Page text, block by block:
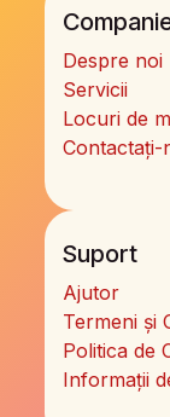
Despre noi
Servicii
Locuri de
Contactați-
Suport
Ajutor
Termeni și
Politica de
Informații